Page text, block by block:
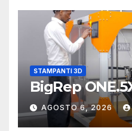
STAMPANTI 3D
BigRep
AGOSTO 6, 2026